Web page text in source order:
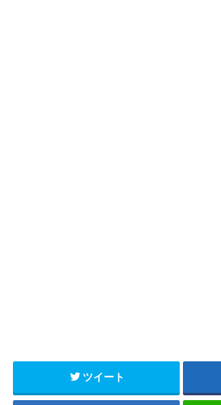
ツイート